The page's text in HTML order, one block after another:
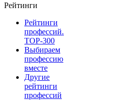
Рейтинги
Рейтинги
профессий.
TOP-300
Выбираем
профессию
вместе
Другие
рейтинги
профессий